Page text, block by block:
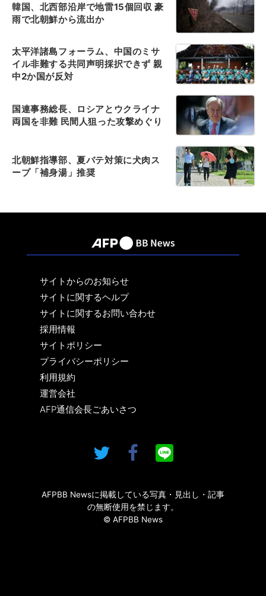
韓国、北西部沿岸で地雷15個回収 豪
雨で北朝鮮から流出か
太平洋諸島フォーラム、中国のミサ
イル非難する共同声明採択できず 親
中2か国が反対
国連事務総長、ロシアとウクライナ
両国を非難 民間人狙った攻撃めぐり
北朝鮮指導部、夏バテ対策に犬肉ス
ープ「補身湯」推奨
サイトからのお知らせ
サイトに関するヘルプ
サイトに関するお問い合わせ
採用情報
サイトポリシー
プライバシーポリシー
利用規約
運営会社
AFP通信会長ごあいさつ
AFPBB Newsに掲載している写真・見出し・記事
の無断使用を禁じます。
© AFPBB News